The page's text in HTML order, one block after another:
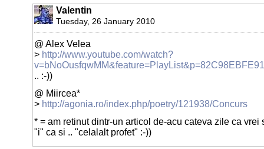
Valentin
Tuesday, 26 January 2010
@ Alex Velea
> http://www.youtube.com/watch?
.. :-))
@ Miircea*
> http://agonia.ro/index.php/poetry/121938/Concurs
* = am retinut dintr-un articol de-acu cateva zile ca vrei
"i" ca si .. "celalalt profet" :-))